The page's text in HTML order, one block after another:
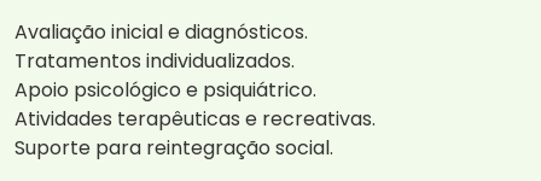
Avaliação inicial e diagnósticos.
Tratamentos individualizados.
Apoio psicológico e psiquiátrico.
Atividades terapêuticas e recreativas.
Suporte para reintegração social.